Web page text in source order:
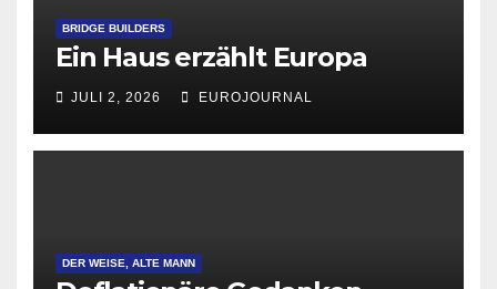
BRIDGE BUILDERS
Ein Haus erzählt Europa
JULI 2, 2026 EUROJOURNAL
DER WEISE, ALTE MANN